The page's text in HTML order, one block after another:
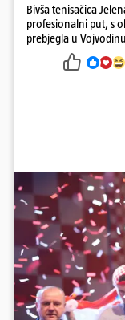
Bivša tenisačica
profesionalni put, s
prebjegla u